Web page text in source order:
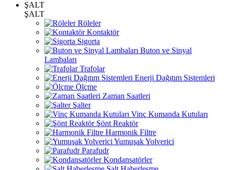
ŞALT
ŞALT
Röleler
Kontaktör
Sigorta
Buton ve Sinyal
Lambaları
Trafolar
Enerji Dağıtım Sistemleri
Ölçme
Zaman Saatleri
Şalter
Vinç Kumanda Kutuları
Şönt Reaktör
Harmonik Filtre
Yumuşak Yolverici
Parafudr
Kondansatörler